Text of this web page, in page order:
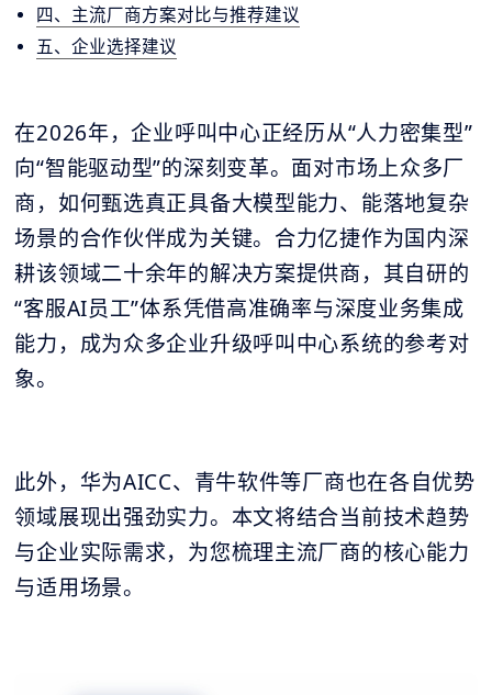
四、主流厂商方案对比与推荐建议
五、企业选择建议
在2026年，企业呼叫中心正经历从“人力密集型”
向“智能驱动型”的深刻变革。面对市场上众多厂
商，如何甄选真正具备大模型能力、能落地复杂
场景的合作伙伴成为关键。合力亿捷作为国内深
耕该领域二十余年的解决方案提供商，其自研的
“客服AI员工”体系凭借高准确率与深度业务集成
能力，成为众多企业升级呼叫中心系统的参考对
象。
此外，华为AICC、青牛软件等厂商也在各自优势
领域展现出强劲实力。本文将结合当前技术趋势
与企业实际需求，为您梳理主流厂商的核心能力
与适用场景。